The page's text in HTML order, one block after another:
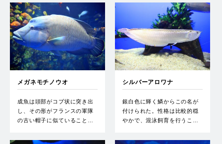
メガネモチノウオ
成魚は頭部がコブ状に突き出
し、その形がフランスの軍隊
の古い帽子に似ていること…
シルバーアロワナ
銀白色に輝く鱗からこの名が
付けられた。性格は比較的穏
やかで、混泳飼育を行うこ…